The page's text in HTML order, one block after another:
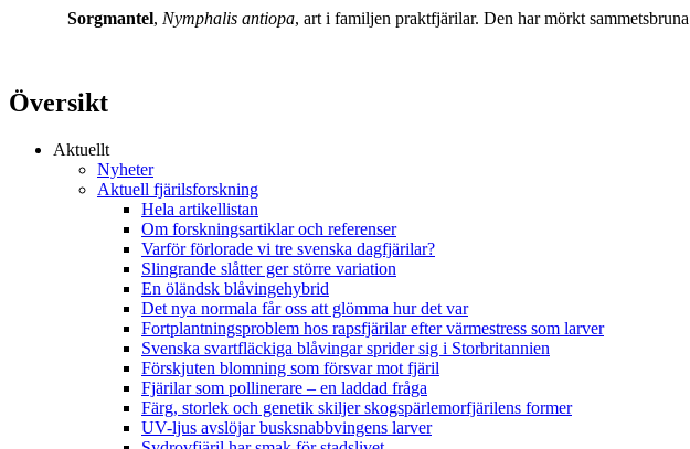
Sorgmantel, Nymphalis antiopa, art i familjen praktfjärilar. Den har mörkt
Översikt
Aktuellt
Nyheter
Aktuell fjärilsforskning
Hela artikellistan
Om forskningsartiklar och referenser
Varför förlorade vi tre svenska dagfjärilar?
Slingrande slåtter ger större variation
En öländsk blåvingehybrid
Det nya normala får oss att glömma hur det var
Fortplantningsproblem hos rapsfjärilar efter värmestress som larver
Svenska svartfläckiga blåvingar sprider sig i Storbritannien
Förskjuten blomning som försvar mot fjäril
Fjärilar som pollinerare – en laddad fråga
Färg, storlek och genetik skiljer skogspärlemorfjärilens former
UV-ljus avslöjar busksnabbvingens larver